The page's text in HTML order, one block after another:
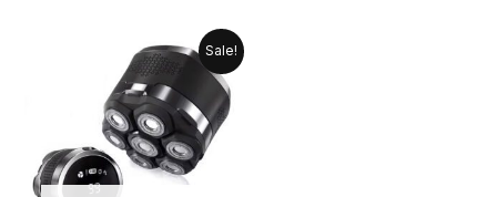
Sale!
Algne
hind
oli:
67.99 €.
Praegune
hind
62.99 €.